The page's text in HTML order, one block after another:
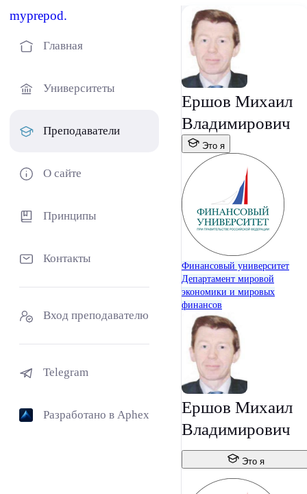
myprepod.
Главная
Университеты
Преподаватели
О сайте
Принципы
Контакты
Вход преподавателю
Telegram
Разработано в Aphex
Ершов Михаил
Владимирович
Это я
Финансовый университет
Департамент мировой
экономики и мировых
финансов
Ершов Михаил
Владимирович
Это я